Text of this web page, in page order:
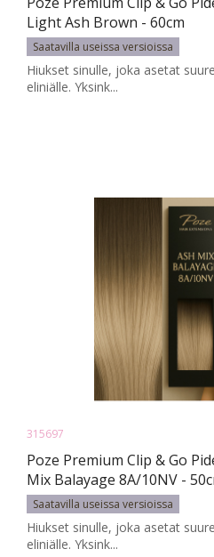
Light Ash Brown - 60cm
Saatavilla useissa versioissa
Hiukset sinulle, joka asetat
eliniälle. Yksink...
315697
Poze Premium Clip & Go
Mix Balayage 8A/10NV -
Saatavilla useissa versioissa
Hiukset sinulle, joka asetat
eliniälle. Yksink...